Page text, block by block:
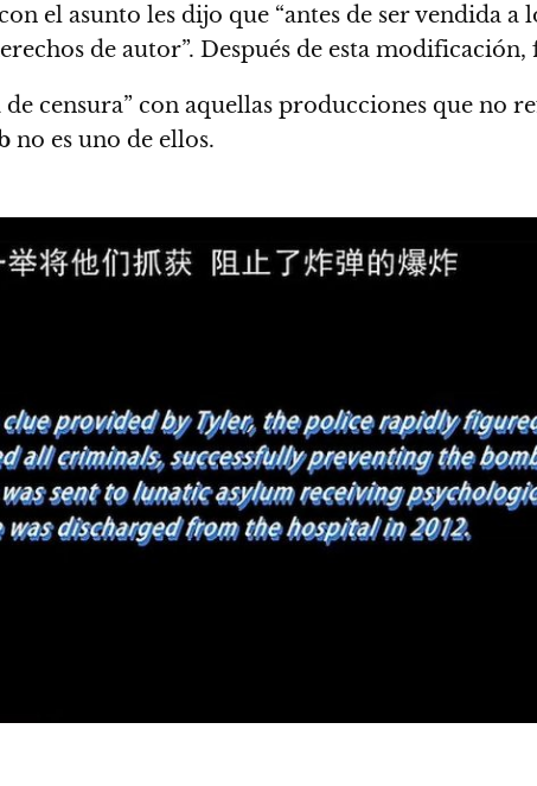
el asunto les dijo que “antes de ser vendida a
de autor”. Después de esta modificación,
censura” con aquellas producciones que no
no es uno de ellos.